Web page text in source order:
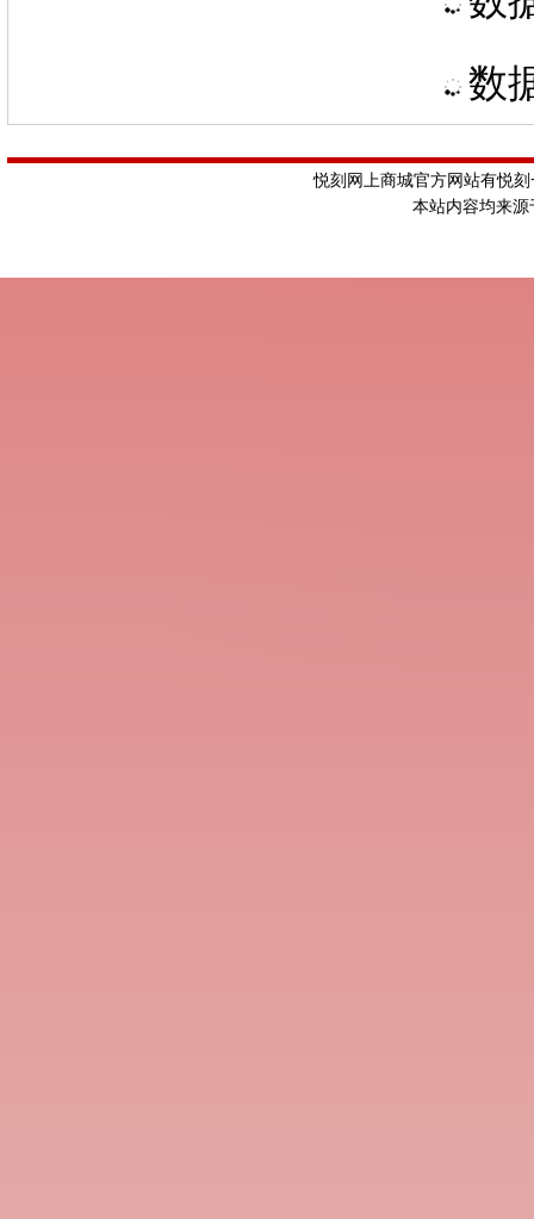
数
悦刻网上商城官方网站有悦
本站内容均来